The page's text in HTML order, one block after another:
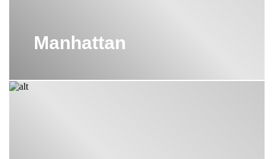
Manhattan